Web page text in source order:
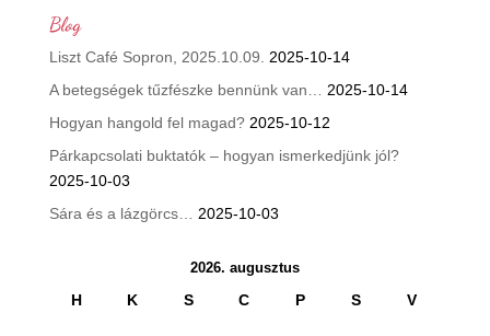
Blog
Liszt Café Sopron, 2025.10.09.
2025-10-14
A betegségek tűzfészke bennünk van…
2025-10-14
Hogyan hangold fel magad? 2025-10-12
Párkapcsolati buktatók – hogyan ismerkedjünk jól?
2025-10-03
Sára és a lázgörcs…
2025-10-03
2026. augusztus
H K S C P S V